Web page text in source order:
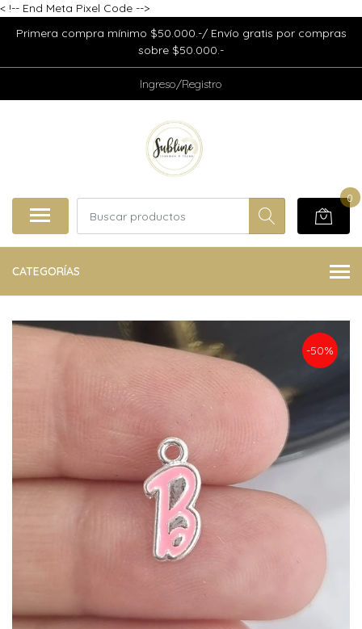
< !-- End Meta Pixel Code -->
Primera compra mínimo $50.000.-/ Envío gratis por compras
sobre $50.000.-
Ingreso/Registro
0
CATEGORÍAS
-50%